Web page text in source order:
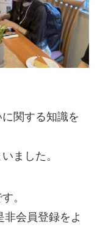
関する知識を
ました。
。
会員登録をよ